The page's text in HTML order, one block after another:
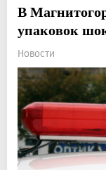
В
упаковок
Новости